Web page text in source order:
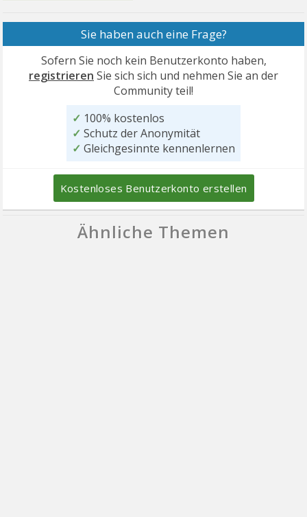
Sie haben auch eine Frage?
Sofern Sie noch kein Benutzerkonto haben,
registrieren Sie sich sich und nehmen Sie an der
Community teil!
✓ 100% kostenlos
✓ Schutz der Anonymität
✓ Gleichgesinnte kennenlernen
Kostenloses Benutzerkonto erstellen
Ähnliche Themen